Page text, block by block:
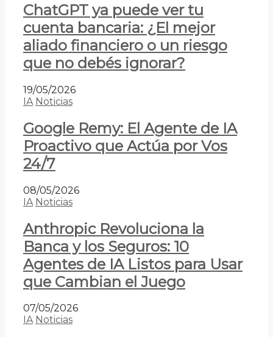
ChatGPT ya puede ver tu
cuenta bancaria: ¿El mejor
aliado financiero o un riesgo
que no debés ignorar?
19/05/2026
IA Noticias
Google Remy: El Agente de IA
Proactivo que Actúa por Vos
24/7
08/05/2026
IA Noticias
Anthropic Revoluciona la
Banca y los Seguros: 10
Agentes de IA Listos para Usar
que Cambian el Juego
07/05/2026
IA Noticias